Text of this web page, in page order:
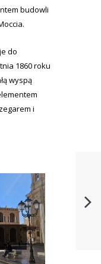
budowli
do
1860 roku
wyspą
i